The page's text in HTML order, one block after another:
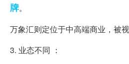
牌。
万象汇则定位于中高端商业，被
3. 业态不同 ：